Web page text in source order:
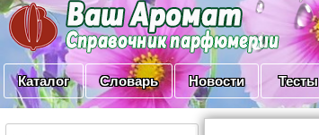
Каталог Словарь Новости Тесты